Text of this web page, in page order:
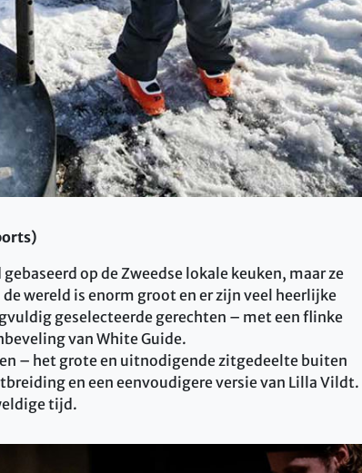
op de Zweedse lokale keuken, maar ze
wereld is enorm groot en er zijn veel heerlijke
geselecteerde gerechten – met een flinke
van White Guide.
– het grote en uitnodigende zitgedeelte buiten
en een eenvoudigere versie van Lilla Vildt.
tijd.